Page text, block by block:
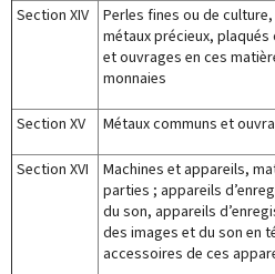
Section XIV
Perles fines ou de
métaux précieux,
et ouvrages en ces
monnaies
Section XV Métaux communs et
Section XVI
Machines et appareils,
parties ; appareils
du son, appareils
des images et du son en
accessoires de ces